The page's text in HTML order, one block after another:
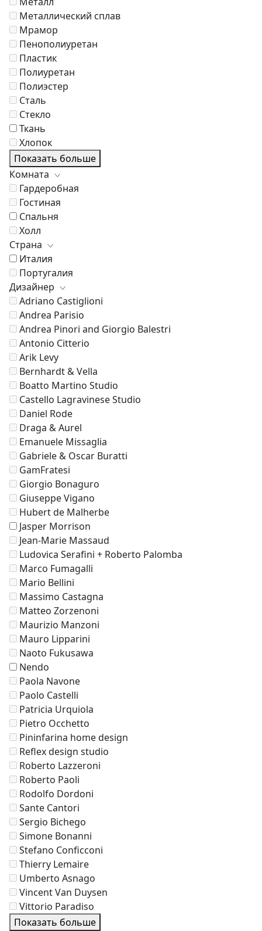
Металлический сплав
Мрамор
Пенополиуретан
Пластик
Полиуретан
Полиэстер
Сталь
Стекло
Ткань
Хлопок
Показать больше
Комната
Гардеробная
Гостиная
Спальня
Холл
Страна
Италия
Португалия
Дизайнер
Adriano Castiglioni
Andrea Parisio
Andrea Pinori and Giorgio Balestri
Antonio Citterio
Arik Levy
Bernhardt & Vella
Boatto Martino Studio
Castello Lagravinese Studio
Daniel Rode
Draga & Aurel
Emanuele Missaglia
Gabriele & Oscar Buratti
GamFratesi
Giorgio Bonaguro
Giuseppe Vigano
Hubert de Malherbe
Jasper Morrison
Jean-Marie Massaud
Ludovica Serafini + Roberto Palomba
Marco Fumagalli
Mario Bellini
Massimo Castagna
Matteo Zorzenoni
Maurizio Manzoni
Mauro Lipparini
Naoto Fukusawa
Nendo
Paola Navone
Paolo Castelli
Patricia Urquiola
Pietro Occhetto
Pininfarina home design
Reflex design studio
Roberto Lazzeroni
Roberto Paoli
Rodolfo Dordoni
Sante Cantori
Sergio Bichego
Simone Bonanni
Stefano Conficconi
Thierry Lemaire
Umberto Asnago
Vincent Van Duysen
Vittorio Paradiso
Показать больше